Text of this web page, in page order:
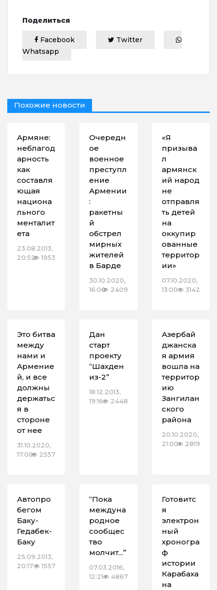
Поделиться
Facebook
Twitter
Whatsapp
Похожие новости
Армяне:
неблагод
арность
как
составля
ющая
национа
льного
менталит
ета
23.08.2013,
20:52
1953
Очередн
ое
военное
преступл
ение
Армении
:
ракетны
й
обстрел
мирных
жителей
в Барде
30.10.2020,
16:00 2409
«Я
призыва
л
армянск
ий народ
не
отправля
ть детей
на
оккупир
ованные
территор
ии»
07.10.2020,
13:00
3142
Это битва
между
нами и
Армение
й, и все
должны
держатьс
я в
стороне
от нее
31.10.2020,
17:00
2557
Дан
старт
проекту
“Шахден
из-2”
18.12.2013,
19:16
2448
Азербай
джанска
я армия
вошла на
территор
ию
Зангилан
ского
района
20.10.2020,
21:00
2819
Автопро
бегом
Баку-
Гедабек-
Баку
25.09.2013,
20:17
1557
“Пока
междуна
родное
сообщес
тво
молчит...”
07.03.2016,
12:21
4867
Готовитс
я
электрон
ный
хроногра
ф
истории
Карабаха
на